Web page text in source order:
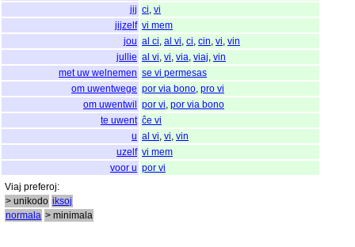
jij ci vi
jijzelf vi mem
jou al ci al vi ci cin vi vin
jullie al vi vi via viaj vin
met uw welnemen se vi permesas
om uwentwege por via bono pro vi
om uwentwil por vi por via bono
te uwent ĉe vi
u al vi vi vin
uzelf vi mem
voor u por vi
Viaj preferoj:
> unikodo iksoj
normala > minimala